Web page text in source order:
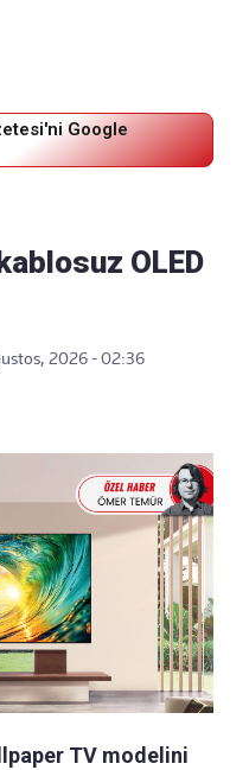
Google
OLED
2026 - 02:36
TV modelini